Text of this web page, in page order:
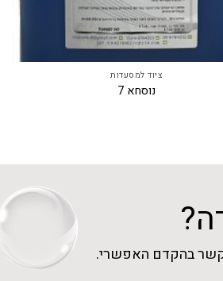
ציוד למסעדות
נוסחא 7
קשר בהקדם האפשרי.